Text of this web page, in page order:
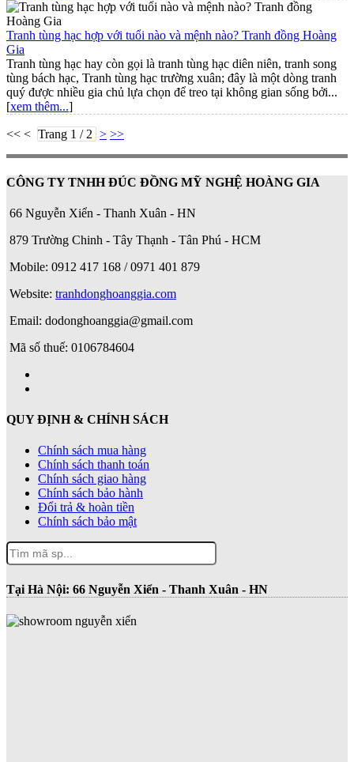
Tranh tùng hạc hợp với tuổi nào và mệnh nào? Tranh đồng Hoàng
Gia
Tranh tùng hạc hay còn gọi là tranh tùng hạc diên niên, tranh song
tùng bách hạc, Tranh tùng hạc trường xuân; đây là một dòng tranh
quý được nhiều gia chủ lựa chọn để treo tại không gian sống bởi...
[xem thêm...]
<< < Trang 1 / 2 > >>
CÔNG TY TNHH ĐÚC ĐỒNG MỸ NGHỆ HOÀNG GIA
66 Nguyễn Xiển - Thanh Xuân - HN
879 Trường Chinh - Tây Thạnh - Tân Phú - HCM
Mobile: 0912 417 168 / 0971 401 879
Website: tranhdonghoanggia.com
Email: dodonghoanggia@gmail.com
Mã số thuế: 0106784604
QUY ĐỊNH & CHÍNH SÁCH
Chính sách mua hàng
Chính sách thanh toán
Chính sách giao hàng
Chính sách bảo hành
Đổi trả & hoàn tiền
Chính sách bảo mật
Tại Hà Nội: 66 Nguyễn Xiển - Thanh Xuân - HN